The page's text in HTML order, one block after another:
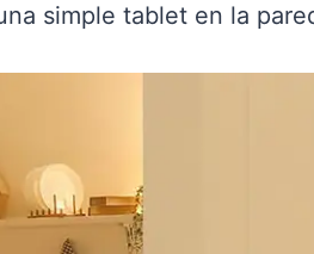
simple tablet en la